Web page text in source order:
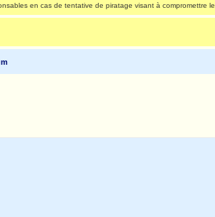
en cas de tentative de piratage visant à compromettre